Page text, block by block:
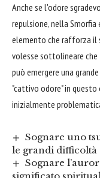
Anche se l'odore
repulsione, nella
elemento che rafforza il
volesse sottolineare che
può emergere una
"cattivo odore" in
inizialmente
Sognare uno
le grandi difficoltà
Sognare